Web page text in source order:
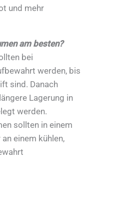
und mehr
am besten?
bei
werden, bis
sind. Danach
Lagerung in
werden.
sollten in einem
einem kühlen,